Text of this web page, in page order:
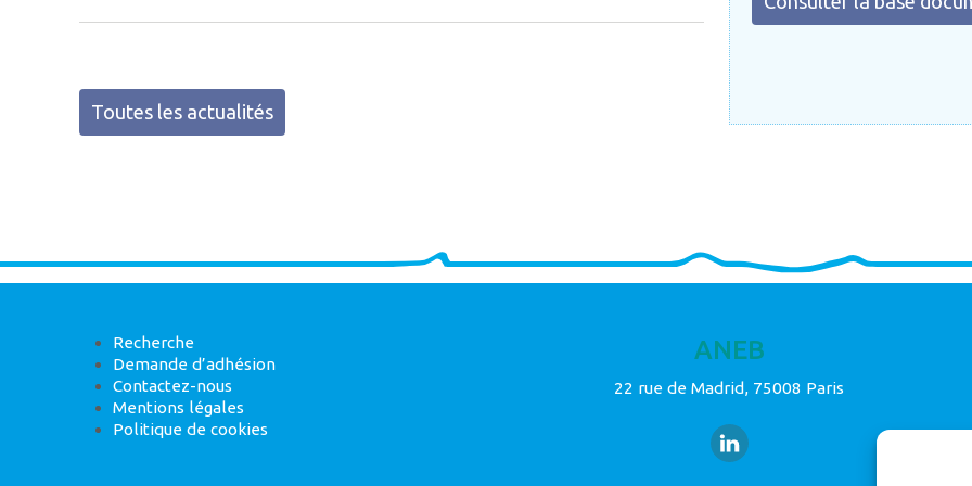
Toutes les actualités
Recherche
Demande d’adhésion
Contactez-nous
Mentions légales
Politique de cookies
ANEB
22 rue de Madrid, 75008 Paris